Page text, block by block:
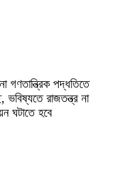
গণতান্ত্রিক পদ্ধতিতে
রাজতন্ত্র না
ঘটাতে হবে